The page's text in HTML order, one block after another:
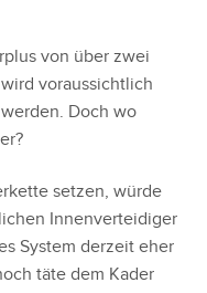
von über zwei
voraussichtlich
Doch wo
setzen, würde
Innenverteidiger
System derzeit eher
täte dem Kader